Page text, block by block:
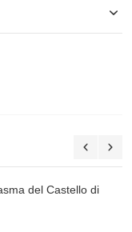
del Castello di